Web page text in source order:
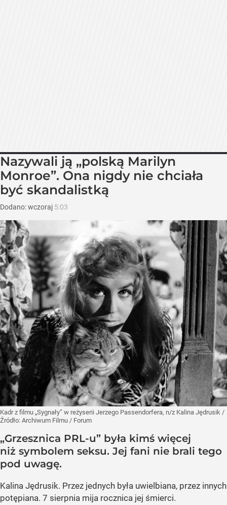
Nazywali ją „polską Marilyn
Monroe”. Ona nigdy nie chciała
być skandalistką
Dodano:wczoraj 5:03
Kadr z filmu „Sygnały” w reżyserii Jerzego Passendorfera, n/z Kalina Jędrusik /
Źródło: Archiwum Filmu / Forum
„Grzesznica PRL-u” była kimś więcej
niż symbolem seksu. Jej fani nie brali tego
pod uwagę.
Kalina Jędrusik. Przez jednych była uwielbiana, przez innych
potępiana. 7 sierpnia mija rocznica jej śmierci.